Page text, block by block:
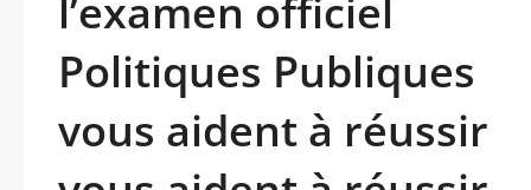
l’examen officiel
Politiques Publiques
vous aident à réussir